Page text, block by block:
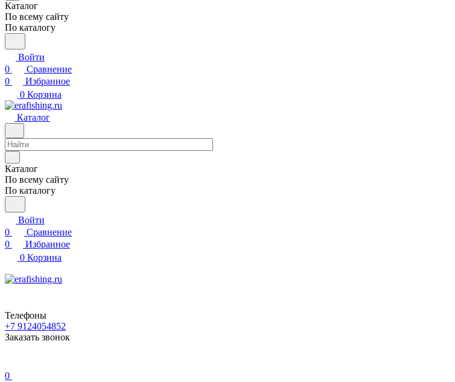
Каталог
По всему сайту
По каталогу
Войти
0
Сравнение
0
Избранное
0 Корзина
Каталог
Каталог
По всему сайту
По каталогу
Войти
0
Сравнение
0
Избранное
0 Корзина
Телефоны
+7 9124054852
Заказать звонок
0